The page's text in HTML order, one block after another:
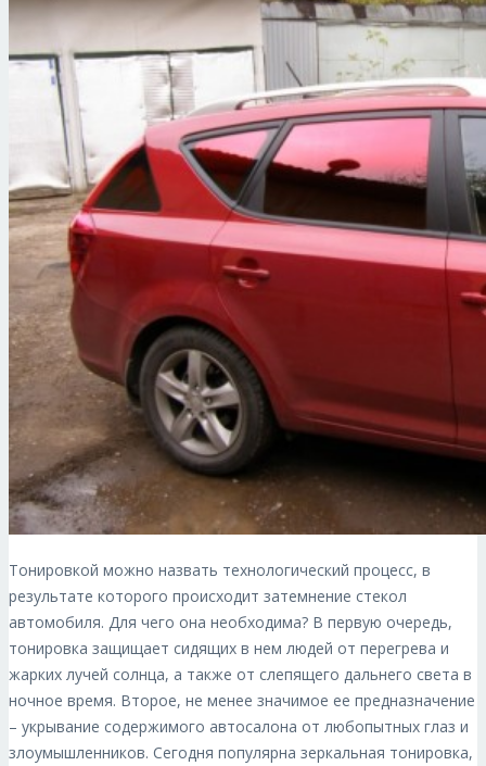
Тонировкой можно назвать технологический процесс, в
результате которого происходит затемнение стекол
автомобиля. Для чего она необходима? В первую очередь,
тонировка защищает сидящих в нем людей от перегрева и
жарких лучей солнца, а также от слепящего дальнего света в
ночное время. Второе, не менее значимое ее предназначение
– укрывание содержимого автосалона от любопытных глаз и
злоумышленников. Сегодня популярна зеркальная тонировка,